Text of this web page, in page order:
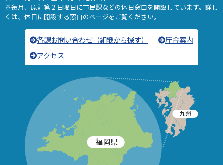
※毎月、原則第２日曜日に市民課などの休日窓口を開設しています。詳し
くは、 休日に開設する窓口のページをご覧ください。
各課お問い合わせ（組織から探す）
庁舎案内
アクセス